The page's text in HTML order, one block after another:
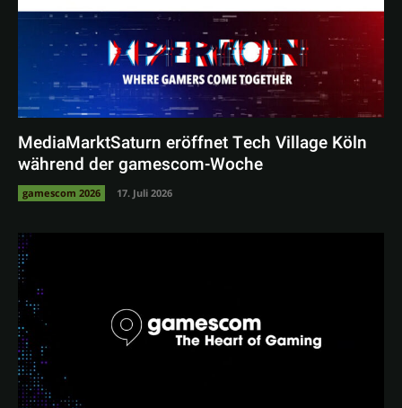
MediaMarktSaturn eröffnet Tech Village Köln
während der gamescom-Woche
gamescom 2026 17. Juli 2026